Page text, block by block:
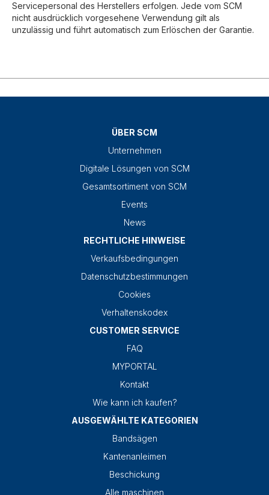
Servicepersonal des Herstellers erfolgen. Jede vom SCM
nicht ausdrücklich vorgesehene Verwendung gilt als
unzulässig und führt automatisch zum Erlöschen der Garantie.
ÜBER SCM
Unternehmen
Digitale Lösungen von SCM
Gesamtsortiment von SCM
Events
News
RECHTLICHE HINWEISE
Verkaufsbedingungen
Datenschutzbestimmungen
Cookies
Verhaltenskodex
CUSTOMER SERVICE
FAQ
MYPORTAL
Kontakt
Wie kann ich kaufen?
AUSGEWÄHLTE KATEGORIEN
Bandsägen
Kantenanleimen
Beschickung
Alle maschinen